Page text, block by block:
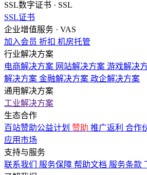
SSL数字证书 · SSL
SSL证书
企业增值服务 · VAS
加入会员 折扣 机房托管
行业解决方案
电商解决方案 网站解决方案 游戏解决
解决方案 金融解决方案 政企解决方案
通用解决方案
工业解决方案
生态合作
百站赞助公益计划 赞助 推广返利 合作
应用市场
支持与服务
联系我们
服务保障 帮助文档 服务条款